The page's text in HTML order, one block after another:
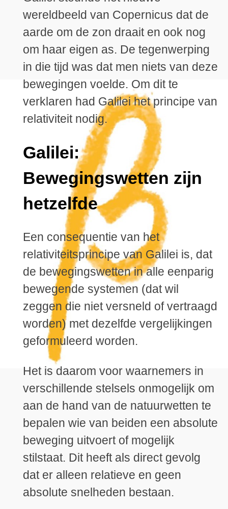
wereldbeeld van Copernicus dat de
aarde om de zon draait en ook nog
om haar eigen as. De tegenwerping
in die tijd was dat men niets van deze
bewegingen voelde. Om dit te
verklaren had Galilei het principe van
relativiteit nodig.
Galilei:
Bewegingswetten zijn
hetzelfde
Een consequentie van het
relativiteitsprincipe van Galilei is, dat
de bewegingswetten in alle eenparig
bewegende systemen (dat wil
zeggen die niet versneld of vertraagd
worden) met dezelfde vergelijkingen
geformuleerd worden.
Het is daarom voor waarnemers in
verschillende stelsels onmogelijk om
aan de hand van de natuurwetten te
bepalen wie van beiden een absolute
beweging uitvoert of mogelijk
stilstaat. Dit heeft als direct gevolg
dat er alleen relatieve en geen
absolute snelheden bestaan.